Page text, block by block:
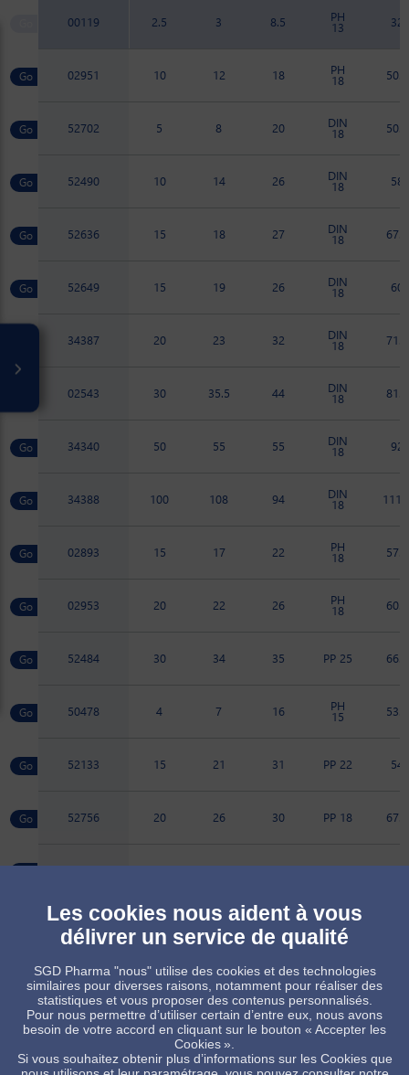
00119 2.5 3 8.5 PH
13 32
02951 10 12 18 PH
18 50.2
52702 5 8 20 DIN
18 50.7
52490 10 14 26 DIN
18 58
52636 15 18 27 DIN
18 67.5
52649 15 19 26 DIN
18 60
34387 20 23 32 DIN
18 71.5
02543 30 35.5 44 DIN
18 81.1
34340 50 55 55 DIN
18 92
34388 100 108 94 DIN
18
02893 15 17 22 PH
18 57.2
02953 20 22 26 PH
18 60.1
52484 30 34 35 PP 25 66.6
50478 4 7 16 PH
15 53.2
52133 15 21 31 PP 22 54
52756 20 26 30 PP 18 67.7
52766 20 26 29 PP 18 67.7
52481 45 50.5 45 PP 25
52480 60 65 57 PP 25
Produit sur commande, sous réserve de quantité minimum
Produit standard, sous réserve des disponibilités de stock
Les cookies nous aident à vous
délivrer un service de qualité
SGD Pharma "nous" utilise des cookies et des technologies
similaires pour diverses raisons, notamment pour réaliser des
statistiques et vous proposer des contenus personnalisés.
Pour nous permettre d’utiliser certain d’entre eux, nous avons
besoin de votre accord en cliquant sur le bouton « Accepter les
Cookies ».
Si vous souhaitez obtenir plus d’informations sur les Cookies que